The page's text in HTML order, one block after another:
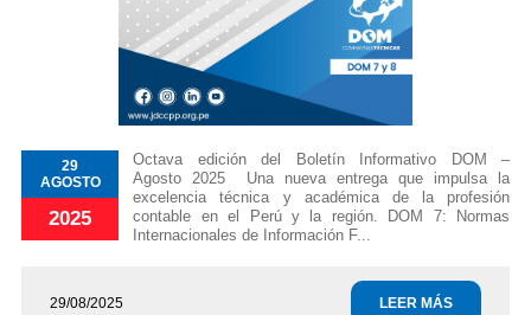
29
AGOSTO
2025
Octava edición del Boletín Informativo DOM –
Agosto 2025 Una nueva entrega que impulsa la
excelencia técnica y académica de la profesión
contable en el Perú y la región. DOM 7: Normas
Internacionales de Información F...
29/08/2025 LEER MÁS